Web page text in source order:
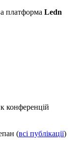
платформа Ledn
конференцій
(всі публікації)